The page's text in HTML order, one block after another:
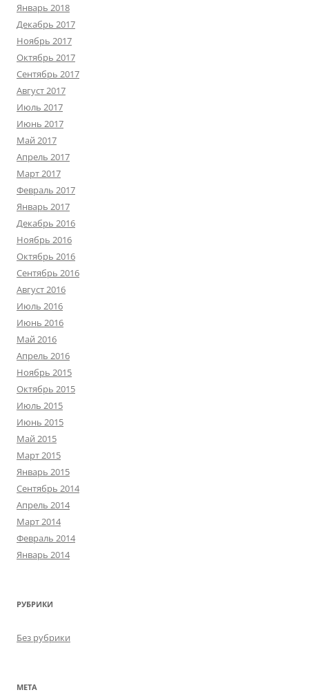
Январь 2018
Декабрь 2017
Ноябрь 2017
Октябрь 2017
Сентябрь 2017
Август 2017
Июль 2017
Июнь 2017
Май 2017
Апрель 2017
Март 2017
Февраль 2017
Январь 2017
Декабрь 2016
Ноябрь 2016
Октябрь 2016
Сентябрь 2016
Август 2016
Июль 2016
Июнь 2016
Май 2016
Апрель 2016
Ноябрь 2015
Октябрь 2015
Июль 2015
Июнь 2015
Май 2015
Март 2015
Январь 2015
Сентябрь 2014
Апрель 2014
Март 2014
Февраль 2014
Январь 2014
РУБРИКИ
Без рубрики
МЕТА